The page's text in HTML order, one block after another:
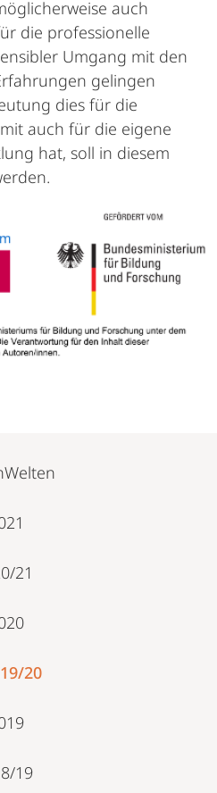
auch
die professionelle
Umgang mit den
gelingen
dies für die
auch für die eigene
hat, soll in diesem
21
20
19